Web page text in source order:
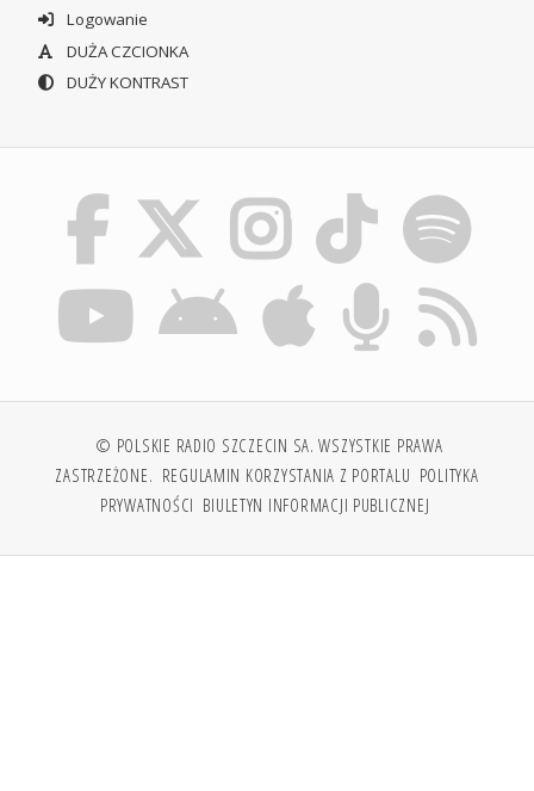
Logowanie
DUŻA CZCIONKA
DUŻY KONTRAST
© POLSKIE RADIO SZCZECIN SA. WSZYSTKIE PRAWA
ZASTRZEŻONE. REGULAMIN KORZYSTANIA Z PORTALU POLITYKA
PRYWATNOŚCI BIULETYN INFORMACJI PUBLICZNEJ